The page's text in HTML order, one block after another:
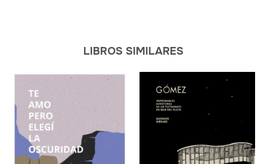
LIBROS SIMILARES